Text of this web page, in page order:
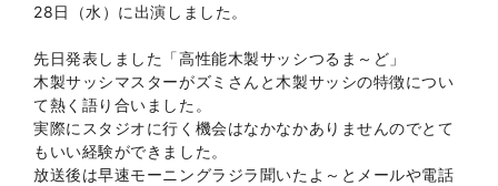
28日（水）に出演しました。
先日発表しました「高性能木製サッシつるま～ど」
木製サッシマスターがズミさんと木製サッシの特徴につい
て熱く語り合いました。
実際にスタジオに行く機会はなかなかありませんのでとて
もいい経験ができました。
放送後は早速モーニングラジラ聞いたよ～とメールや電話